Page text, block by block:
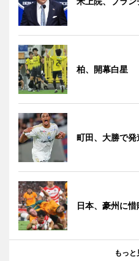
柏、開幕白星
町田、大勝で
日本、豪州に
もっと